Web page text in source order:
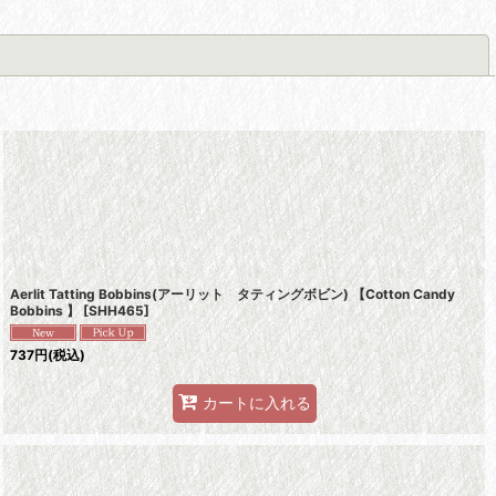
Aerlit Tatting Bobbins(アーリット タティングボビン) 【Cotton Candy
Bobbins 】 [SHH465]
737円(税込)
カートに入れる